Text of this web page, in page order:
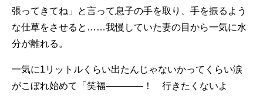
張ってきてね」と言って息子の手を取り、手を振るよう
な仕草をさせると……我慢していた妻の目から一気に水
分が離れる。
一気に1リットルくらい出たんじゃないかってくらい涙
がこぼれ始めて「笑福――――！ 行きたくないよ